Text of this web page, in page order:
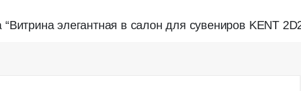
элегантная в салон для сувениров KENT